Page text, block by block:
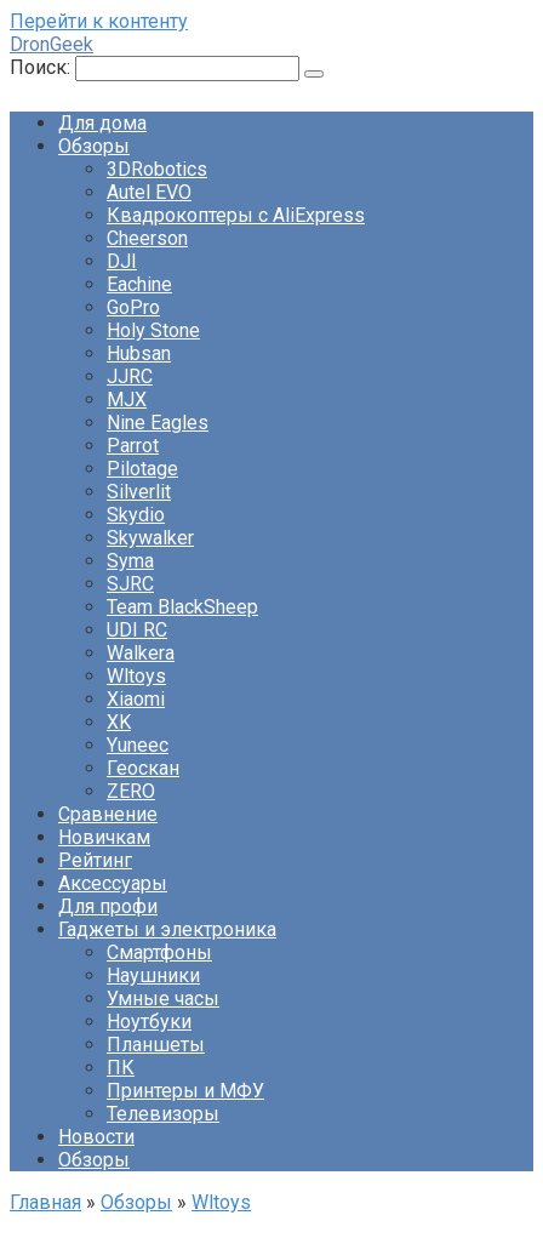
Перейти к контенту
DronGeek
Поиск:
Для дома
Обзоры
3DRobotics
Autel EVO
Квадрокоптеры с AliExpress
Cheerson
DJI
Eachine
GoPro
Holy Stone
Hubsan
JJRC
MJX
Nine Eagles
Parrot
Pilotage
Silverlit
Skydio
Skywalker
Syma
SJRC
Team BlackSheep
UDI RC
Walkera
Wltoys
Xiaomi
XK
Yuneec
Геоскан
ZERO
Сравнение
Новичкам
Рейтинг
Аксессуары
Для профи
Гаджеты и электроника
Смартфоны
Наушники
Умные часы
Ноутбуки
Планшеты
ПК
Принтеры и МФУ
Телевизоры
Новости
Обзоры
Главная » Обзоры » Wltoys